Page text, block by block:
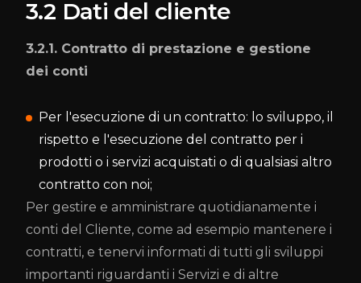
3.2 Dati del cliente
3.2.1. Contratto di prestazione e gestione
dei conti
Per l'esecuzione di un contratto: lo sviluppo, il
rispetto e l'esecuzione del contratto per i
prodotti o i servizi acquistati o di qualsiasi altro
contratto con noi;
Per gestire e amministrare quotidianamente i
conti del Cliente, come ad esempio mantenere i
contratti, e tenervi informati di tutti gli sviluppi
importanti riguardanti i Servizi e di altre